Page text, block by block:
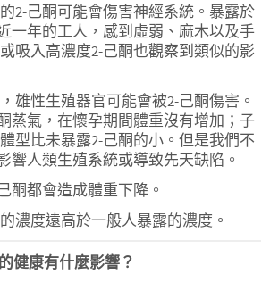
2-己酮可能會傷害神經系統。暴露於
一年的工人，感到虛弱、麻木以及手
吸入高濃度2-己酮也觀察到類似的影
雄性生殖器官可能會被2-己酮傷害。
蒸氣，在懷孕期間體重沒有增加；子
型比未暴露2-己酮的小。但是我們不
響人類生殖系統或導致先天缺陷。
酮都會造成體重下降。
濃度遠高於一般人暴露的濃度。
健康有什麼影響？